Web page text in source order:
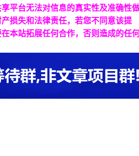
平台无法对信息的真实性及准确性
损失和法律责任，若您不同意该提
本站拓展任何合作，否则造成的任